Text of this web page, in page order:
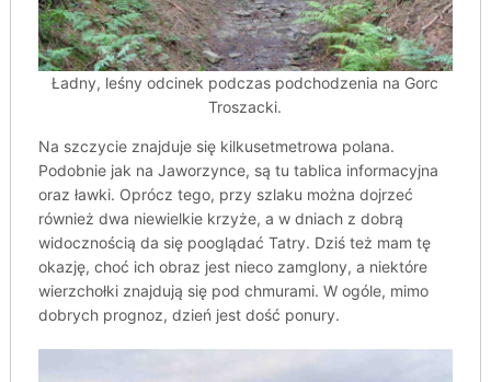
Ładny, leśny odcinek podczas podchodzenia na Gorc
Troszacki.
Na szczycie znajduje się kilkusetmetrowa polana.
Podobnie jak na Jaworzynce, są tu tablica informacyjna
oraz ławki. Oprócz tego, przy szlaku można dojrzeć
również dwa niewielkie krzyże, a w dniach z dobrą
widocznością da się pooglądać Tatry. Dziś też mam tę
okazję, choć ich obraz jest nieco zamglony, a niektóre
wierzchołki znajdują się pod chmurami. W ogóle, mimo
dobrych prognoz, dzień jest dość ponury.